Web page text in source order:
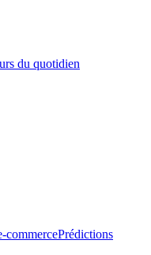
du quotidien
commercePrédictions